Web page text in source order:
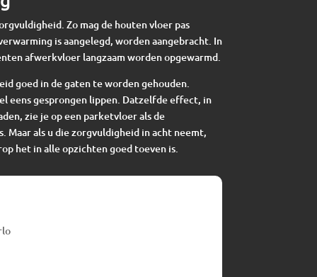
Zo mag de houten vloer pas
is aangelegd, worden aangebracht. In
afwerkvloer langzaam worden opgewarmd.
goed in de gaten te worden gehouden.
eens gesprongen lippen. Datzelfde effect, in
zie je op een parketvloer als de
als u die zorgvuldigheid in acht neemt,
het in alle opzichten goed toeven is.